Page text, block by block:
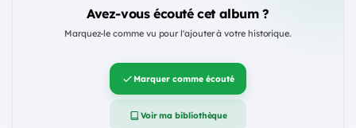
Avez-vous écouté cet album ?
Marquez-le comme vu pour l'ajouter à votre historique.
Marquer comme écouté
Voir ma bibliothèque